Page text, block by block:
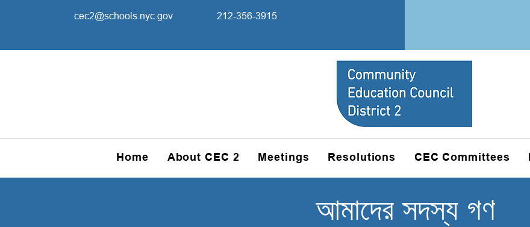
cec2@schools.nyc.gov 212-356-3915
Home About CEC 2 Meetings Resolutions CEC Committees
আমাদের সদস্য গণ